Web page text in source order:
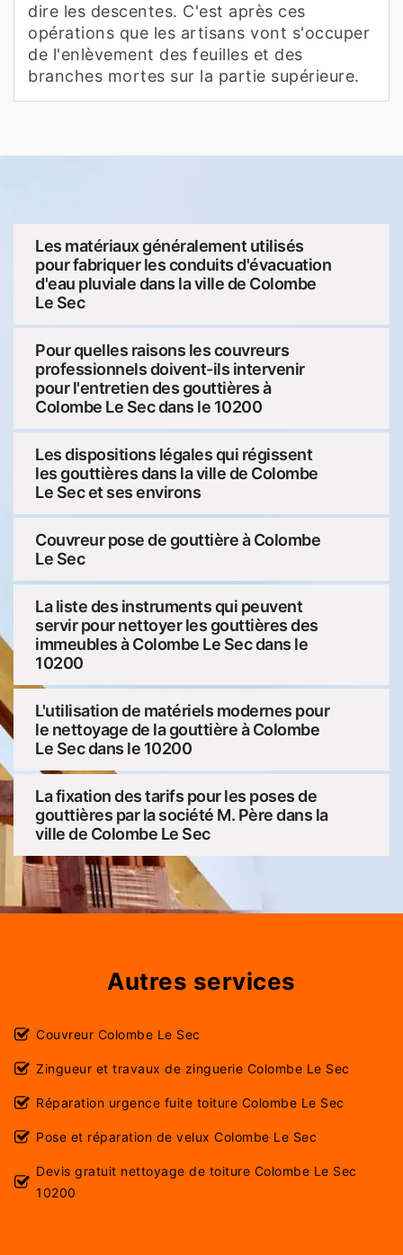
dire les descentes. C'est après ces
opérations que les artisans vont s'occuper
de l'enlèvement des feuilles et des
branches mortes sur la partie supérieure.
Les matériaux généralement utilisés
pour fabriquer les conduits d'évacuation
d'eau pluviale dans la ville de Colombe
Le Sec
Pour quelles raisons les couvreurs
professionnels doivent-ils intervenir
pour l'entretien des gouttières à
Colombe Le Sec dans le 10200
Les dispositions légales qui régissent
les gouttières dans la ville de Colombe
Le Sec et ses environs
Couvreur pose de gouttière à Colombe
Le Sec
La liste des instruments qui peuvent
servir pour nettoyer les gouttières des
immeubles à Colombe Le Sec dans le
10200
L'utilisation de matériels modernes pour
le nettoyage de la gouttière à Colombe
Le Sec dans le 10200
La fixation des tarifs pour les poses de
gouttières par la société M. Père dans la
ville de Colombe Le Sec
Autres services
Couvreur Colombe Le Sec
Zingueur et travaux de zinguerie Colombe Le Sec
Réparation urgence fuite toiture Colombe Le Sec
Pose et réparation de velux Colombe Le Sec
Devis gratuit nettoyage de toiture Colombe Le Sec
10200